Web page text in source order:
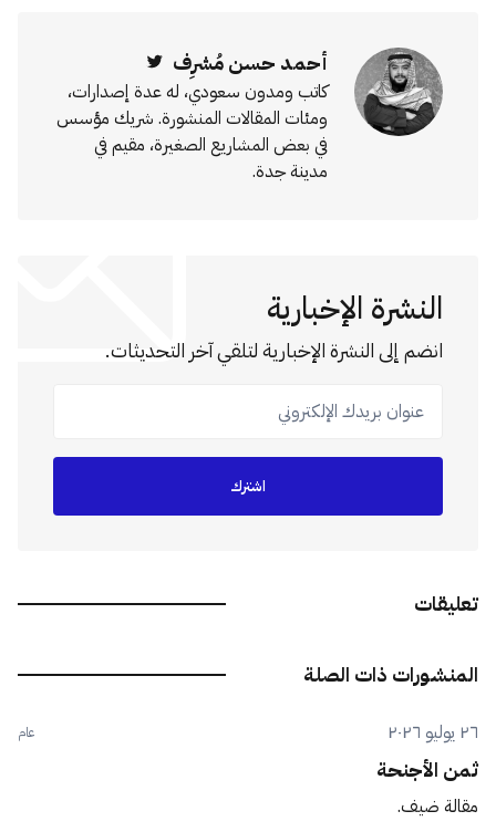
أحمد حسن مُشرِف
كاتب ومدون سعودي، له عدة إصدارات،
ومئات المقالات المنشورة. شريك مؤسس
في بعض المشاريع الصغيرة، مقيم في
مدينة جدة.
النشرة الإخبارية
انضم إلى النشرة الإخبارية لتلقي آخر التحديثات.
عنوان بريدك الإلكتروني
اشترك
تعليقات
المنشورات ذات الصلة
٢٦ يوليو ٢٠٢٦ عام
ثمن الأجنحة
مقالة ضيف.